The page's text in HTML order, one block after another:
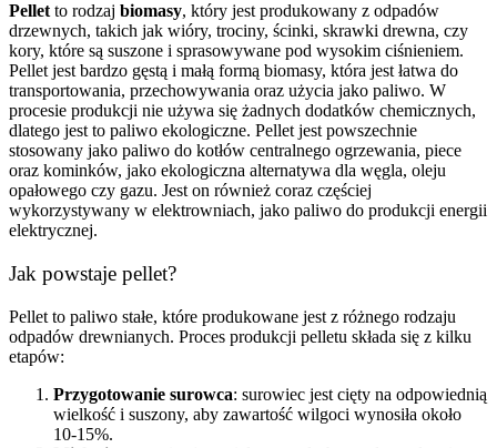
Pellet to rodzaj biomasy, który jest produkowany z odpadów
drzewnych, takich jak wióry, trociny, ścinki, skrawki drewna, czy
kory, które są suszone i sprasowywane pod wysokim ciśnieniem.
Pellet jest bardzo gęstą i małą formą biomasy, która jest łatwa do
transportowania, przechowywania oraz użycia jako paliwo. W
procesie produkcji nie używa się żadnych dodatków chemicznych,
dlatego jest to paliwo ekologiczne. Pellet jest powszechnie
stosowany jako paliwo do kotłów centralnego ogrzewania, piece
oraz kominków, jako ekologiczna alternatywa dla węgla, oleju
opałowego czy gazu. Jest on również coraz częściej
wykorzystywany w elektrowniach, jako paliwo do produkcji energii
elektrycznej.
Jak powstaje pellet?
Pellet to paliwo stałe, które produkowane jest z różnego rodzaju
odpadów drewnianych. Proces produkcji pelletu składa się z kilku
etapów:
Przygotowanie surowca: surowiec jest cięty na odpowiednią
wielkość i suszony, aby zawartość wilgoci wynosiła około
10-15%.